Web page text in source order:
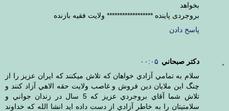
بخواهد
بروجردی پاینده ****************** ولایت فقیه بازنده
پاسخ دادن
دکتر صبحاني ۰۰:۰۵
سلام به تمامي آزادي خواهان که تلاش ميکنند که ايران عزيز را از
چنگ اين ملايان دين فروش و غاصب ولايت حقه الاهي آزاد کنند و
تلاش شما آقاي بروجردي عزيز که 5 سال در زندان جواني و
سلامتيتان را به خاطر آزادي از دست داده ايد انشا الله که خداوند